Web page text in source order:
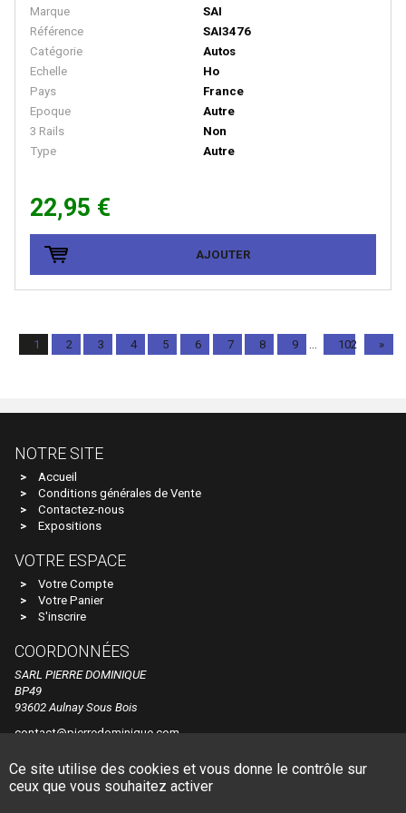
Peco
PERMOT
PIKO
PIKO RDA
PN SUD MODELISME
Pola
PRALINE
Preiser
PROTO 1000 SERIES
QUICK
R+H MODELLAUTO
R37
RAILTOP MODELL
REE MODELES
REPLICA RAILWAYS
Revell
Marque
SAI
Référence
SAI3476
Catégorie
Autos
Echelle
Ho
Pays
France
Epoque
Autre
3 Rails
Non
Type
Autre
22,95 €
AJOUTER
1 2 3 4 5 6 7 8 9 ... 102 »
NOTRE SITE
Accueil
Conditions générales de Vente
Contactez-nous
Expositions
VOTRE ESPACE
Votre Compte
Votre Panier
S'inscrire
COORDONNÉES
SARL PIERRE DOMINIQUE
BP49
93602 Aulnay Sous Bois
contact@pierredominique.com
© Pierre Dominique Made by Dune Gestion
Ce site utilise des cookies et vous donne le contrôle sur
ceux que vous souhaitez activer